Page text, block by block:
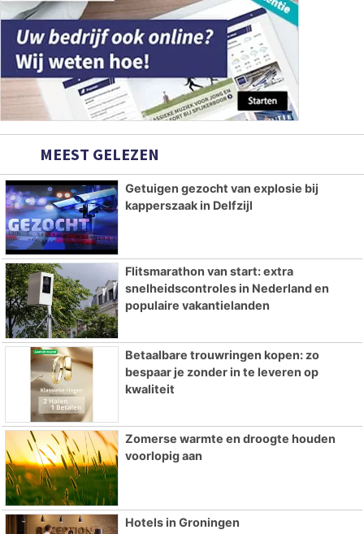
MEEST GELEZEN
Getuigen gezocht van explosie bij
kapperszaak in Delfzijl
Flitsmarathon van start: extra
snelheidscontroles in Nederland en
populaire vakantielanden
Betaalbare trouwringen kopen: zo
bespaar je zonder in te leveren op
kwaliteit
Zomerse warmte en droogte houden
voorlopig aan
Hotels in Groningen